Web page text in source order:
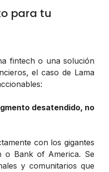
para tu
fintech o una solución
el caso de Lama
desatendido, no
con los gigantes
o Bank of America. Se
y comunitarios que